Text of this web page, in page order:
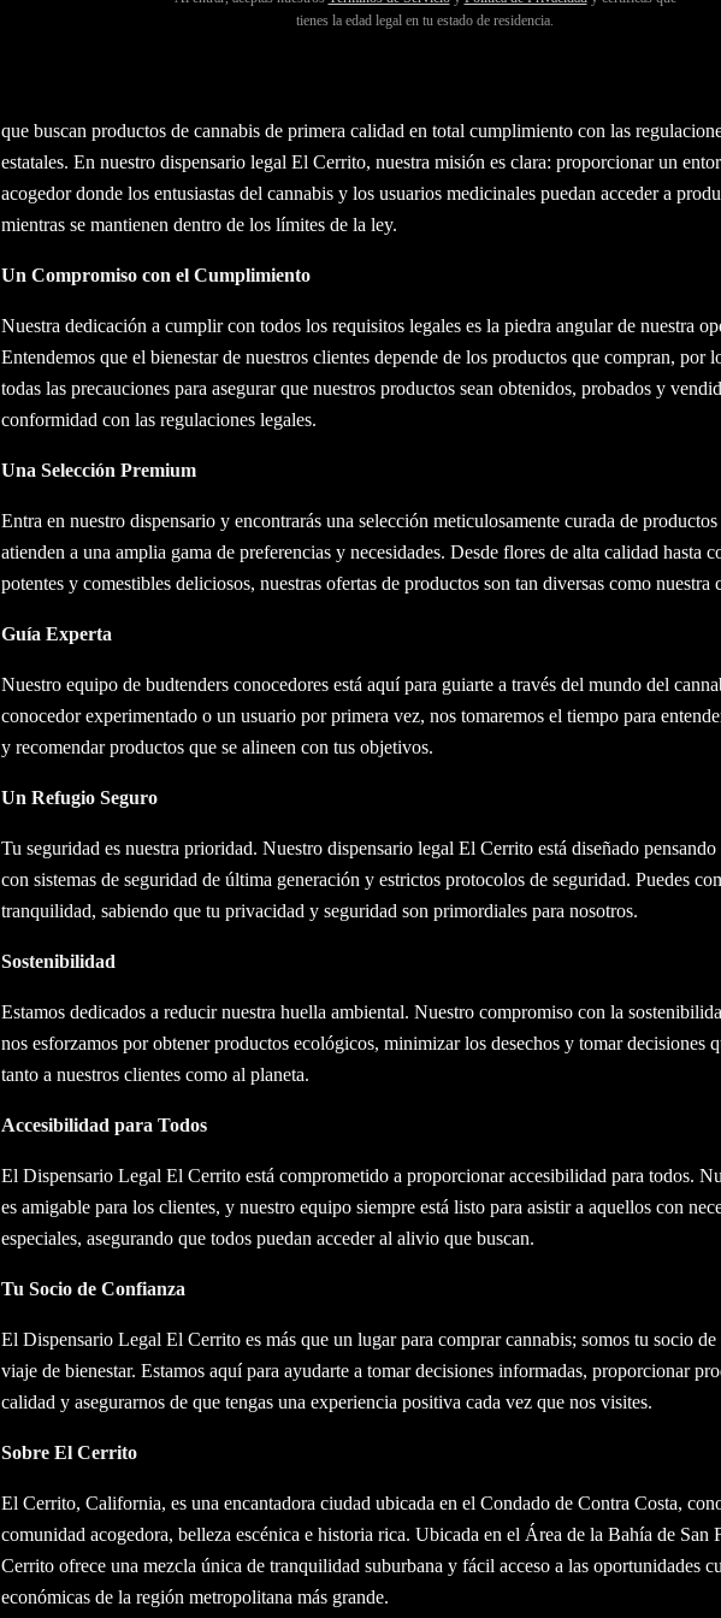
tienes la edad legal en tu estado de residencia.
que buscan productos de cannabis de primera calidad en total cumplimiento con las
estatales. En nuestro dispensario legal El Cerrito, nuestra misión es clara: proporcionar un
acogedor donde los entusiastas del cannabis y los usuarios medicinales puedan acceder a
mientras se mantienen dentro de los límites de la ley.
Un Compromiso con el Cumplimiento
Nuestra dedicación a cumplir con todos los requisitos legales es la piedra angular de nuestra
Entendemos que el bienestar de nuestros clientes depende de los productos que compran, por
todas las precauciones para asegurar que nuestros productos sean obtenidos, probados y
conformidad con las regulaciones legales.
Una Selección Premium
Entra en nuestro dispensario y encontrarás una selección meticulosamente curada de
atienden a una amplia gama de preferencias y necesidades. Desde flores de alta calidad hasta
potentes y comestibles deliciosos, nuestras ofertas de productos son tan diversas como nuestra
Guía Experta
Nuestro equipo de budtenders conocedores está aquí para guiarte a través del mundo del
conocedor experimentado o un usuario por primera vez, nos tomaremos el tiempo para
y recomendar productos que se alineen con tus objetivos.
Un Refugio Seguro
Tu seguridad es nuestra prioridad. Nuestro dispensario legal El Cerrito está diseñado pensando
con sistemas de seguridad de última generación y estrictos protocolos de seguridad. Puedes
tranquilidad, sabiendo que tu privacidad y seguridad son primordiales para nosotros.
Sostenibilidad
Estamos dedicados a reducir nuestra huella ambiental. Nuestro compromiso con la
nos esforzamos por obtener productos ecológicos, minimizar los desechos y tomar decisiones
tanto a nuestros clientes como al planeta.
Accesibilidad para Todos
El Dispensario Legal El Cerrito está comprometido a proporcionar accesibilidad para todos.
es amigable para los clientes, y nuestro equipo siempre está listo para asistir a aquellos con
especiales, asegurando que todos puedan acceder al alivio que buscan.
Tu Socio de Confianza
El Dispensario Legal El Cerrito es más que un lugar para comprar cannabis; somos tu socio
viaje de bienestar. Estamos aquí para ayudarte a tomar decisiones informadas, proporcionar
calidad y asegurarnos de que tengas una experiencia positiva cada vez que nos visites.
Sobre El Cerrito
El Cerrito, California, es una encantadora ciudad ubicada en el Condado de Contra Costa,
comunidad acogedora, belleza escénica e historia rica. Ubicada en el Área de la Bahía de San
Cerrito ofrece una mezcla única de tranquilidad suburbana y fácil acceso a las oportunidades
económicas de la región metropolitana más grande.